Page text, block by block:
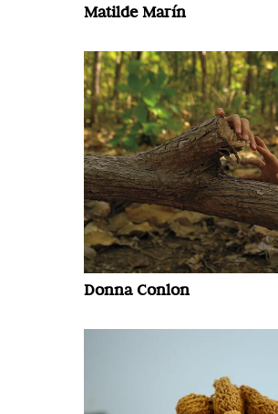
Matilde Marín
Donna Conlon